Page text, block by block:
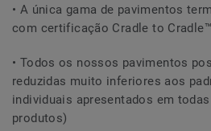
• A única gama de pavimentos
com certificação Cradle to
• Todos os nossos pavimentos
reduzidas muito inferiores aos
individuais apresentados em
produtos)